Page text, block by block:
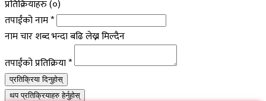
प्रतिक्रियाहरु (०)
तपाईंको नाम*
नाम चार शब्द भन्दा बढि लेख्न मिल्दैन
तपाईंको प्रतिक्रिया*
प्रतिक्रिया दिनुहोस्
थप प्रतिक्रियाहरु हेर्नुहोस्